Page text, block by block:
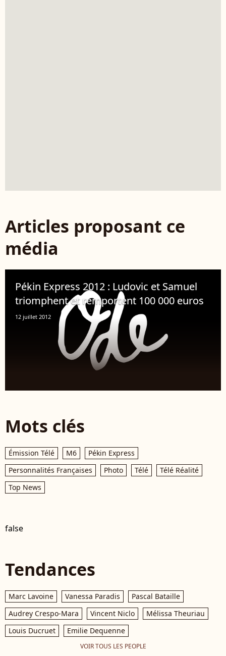
Articles proposant ce
média
Pékin Express 2012 : Ludovic et Samuel
triomphent et remportent 100 000 euros
12 juillet 2012
Mots clés
Émission Télé M6
Pékin Express
Personnalités Françaises
Photo Télé
Télé Réalité
Top News
false
Tendances
Marc Lavoine Vanessa Paradis
Pascal Bataille
Audrey Crespo-Mara
Vincent Niclo
Mélissa Theuriau
Louis Ducruet
Emilie Dequenne
VOIR TOUS LES PEOPLE